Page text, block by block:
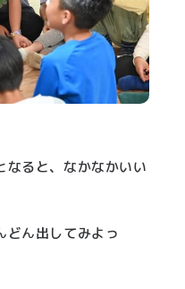
なると、なかなかいい
どん出してみよっ